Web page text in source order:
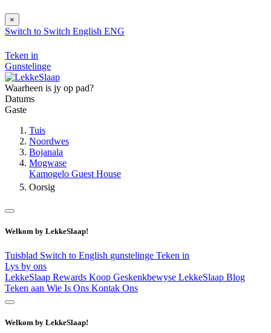
×
Switch to Switch English ENG
Teken in
Gunstelinge
Waarheen is jy op pad?
Datums
Gaste
Tuis
Noordwes
Bojanala
Mogwase
Kamogelo Guest House
Oorsig
Welkom by LekkeSlaap!
Tuisblad Switch to English gunstelinge Teken in
Lys by ons
LekkeSlaap Rewards Koop Geskenkbewyse LekkeSlaap Blog
Teken aan Wie Is Ons Kontak Ons
Welkom by LekkeSlaap!